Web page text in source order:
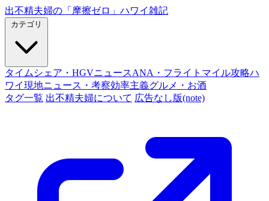
出不精夫婦の 「摩擦ゼロ」 ハワイ雑記
タイムシェア・HGVニュースANA・フライトマイル攻略ハ
ワイ現地ニュース・考察効率主義グルメ・お酒
タグ一覧 出不精夫婦について 広告なし版(note)